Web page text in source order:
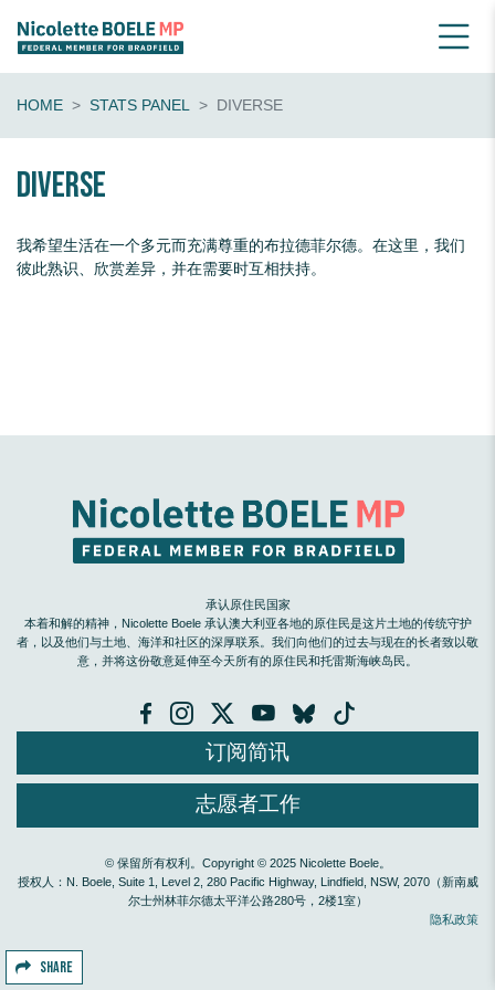
HOME STATS PANEL DIVERSE
diverse
我希望生活在一个多元而充满尊重的布拉德菲尔德。在这里，我们
彼此熟识、欣赏差异，并在需要时互相扶持。
SHARE
承认原住民国家
本着和解的精神，Nicolette Boele 承认澳大利亚各地的原住民是这片土地的传统守护
者，以及他们与土地、海洋和社区的深厚联系。我们向他们的过去与现在的长者致以敬
意，并将这份敬意延伸至今天所有的原住民和托雷斯海峡岛民。
订阅简讯
志愿者工作
© 保留所有权利。Copyright © 2025 Nicolette Boele。
授权人：N. Boele, Suite 1, Level 2, 280 Pacific Highway, Lindfield, NSW, 2070（新南威
尔士州林菲尔德太平洋公路280号，2楼1室）
隐私政策